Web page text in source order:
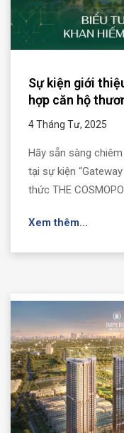
Sự kiện giới
hợp căn hộ
4 Tháng Tư, 2025
Hãy sẵn sàng
tại sự kiện
thức THE
Xem thêm...